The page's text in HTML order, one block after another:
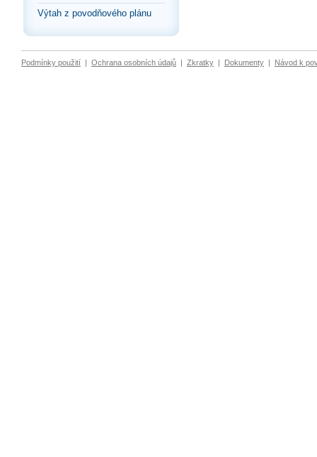
Výtah z povodňového plánu
Podmínky použití | Ochrana osobních údajů | Zkratky | Dokumenty | Návod k